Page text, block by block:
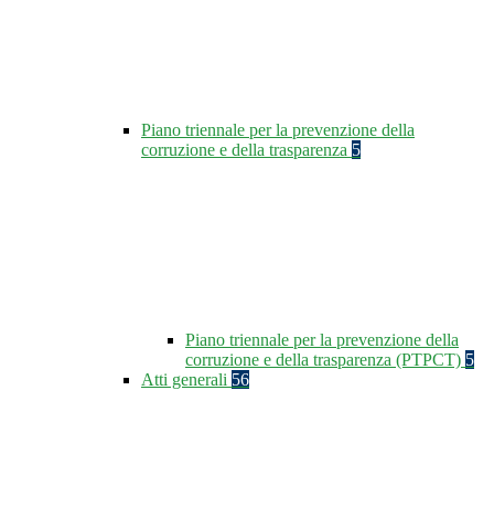
Piano triennale per la prevenzione della
corruzione e della trasparenza 5
Piano triennale per la prevenzione della
corruzione e della trasparenza (PTPCT) 5
Atti generali 56